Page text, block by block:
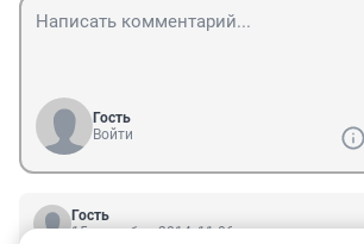
Гость
Войти
Гость
15 сентября 2014, 11:06